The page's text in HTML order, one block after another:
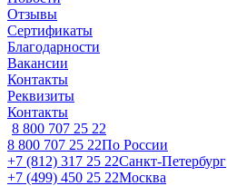
Отзывы
Сертификаты
Благодарности
Вакансии
Контакты
Реквизиты
Контакты
8 800 707 25 22
8 800 707 25 22По России
+7 (812) 317 25 22Санкт-Петербург
+7 (499) 450 25 22Москва